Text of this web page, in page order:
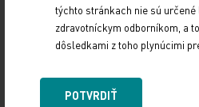
týchto stránkach nie sú
zdravotníckym odborníkom, a
dôsledkami z toho plynúcimi
POTVRDIŤ